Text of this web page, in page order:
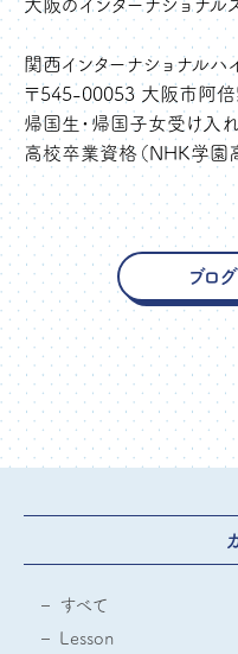
大阪のインターナショナル
関西インターナショナルハ
〒545-00053 大阪市阿
帰国生・帰国子女受け入
高校卒業資格（NHK学園
ブロ
すべて
Lesson